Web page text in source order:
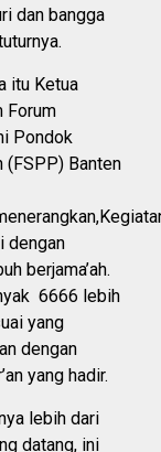
dan bangga
itu Ketua
Forum
Pondok
(FSPP) Banten
dengan
berjama’ah.
6666 lebih
yang
dengan
yang hadir.
lebih dari
datang, ini